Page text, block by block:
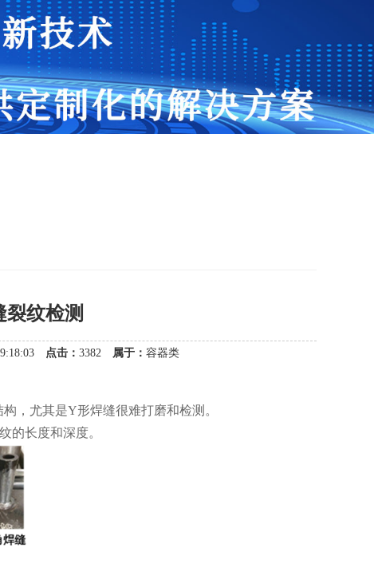
纹检测
9:18:03 点击： 3382 属于： 容器类
，尤其是Y形焊缝很难打磨和检测。
的长度和深度。